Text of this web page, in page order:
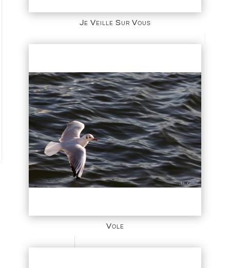
Je Veille Sur Vous
Vole